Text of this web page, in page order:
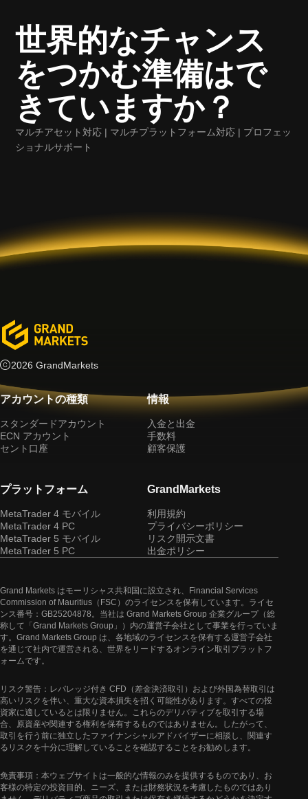
世界的なチャンス
をつかむ準備はで
きていますか？
マルチアセット対応 | マルチプラットフォーム対応 | プロフェッ
ショナルサポート
2026 GrandMarkets
アカウントの種類
スタンダードアカウント
ECN アカウント
セント口座
情報
入金と出金
手数料
顧客保護
プラットフォーム
MetaTrader 4 モバイル
MetaTrader 4 PC
MetaTrader 5 モバイル
MetaTrader 5 PC
GrandMarkets
利用規約
プライバシーポリシー
リスク開示文書
出金ポリシー
Grand Markets はモーリシャス共和国に設立され、Financial Services
Commission of Mauritius（FSC）のライセンスを保有しています。ライセ
ンス番号：GB25204878。当社は Grand Markets Group 企業グループ（総
称して「Grand Markets Group」）内の運営子会社として事業を行っていま
す。Grand Markets Group は、各地域のライセンスを保有する運営子会社
を通じて社内で運営される、世界をリードするオンライン取引プラットフ
ォームです。
リスク警告：レバレッジ付き CFD（差金決済取引）および外国為替取引は
高いリスクを伴い、重大な資本損失を招く可能性があります。すべての投
資家に適しているとは限りません。これらのデリバティブを取引する場
合、原資産や関連する権利を保有するものではありません。したがって、
取引を行う前に独立したファイナンシャルアドバイザーに相談し、関連す
るリスクを十分に理解していることを確認することをお勧めします。
免責事項：本ウェブサイトは一般的な情報のみを提供するものであり、お
客様の特定の投資目的、ニーズ、または財務状況を考慮したものではあり